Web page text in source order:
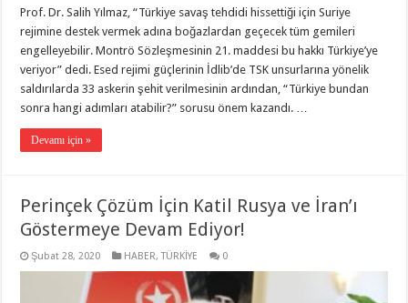
Prof. Dr. Salih Yılmaz, “Türkiye savaş tehdidi hissettiği için Suriye
rejimine destek vermek adına boğazlardan geçecek tüm gemileri
engelleyebilir. Montrö Sözleşmesinin 21. maddesi bu hakkı Türkiye’ye
veriyor” dedi. Esed rejimi güçlerinin İdlib’de TSK unsurlarına yönelik
saldırılarda 33 askerin şehit verilmesinin ardından, “Türkiye bundan
sonra hangi adımları atabilir?” sorusu önem kazandı. …
Devamı için »
Perinçek Çözüm İçin Katil Rusya ve İran’ı
Göstermeye Devam Ediyor!
Şubat 28, 2020 HABER,TÜRKİYE 0